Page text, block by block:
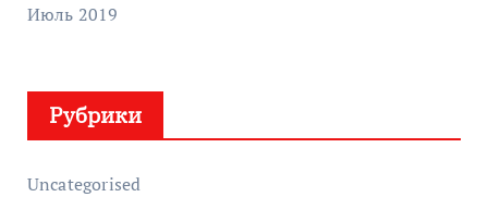
Июль 2019
Рубрики
Uncategorised